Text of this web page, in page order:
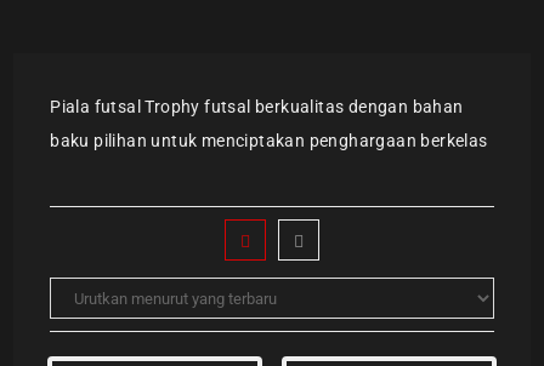
Piala futsal Trophy futsal berkualitas dengan bahan
baku pilihan untuk menciptakan penghargaan berkelas